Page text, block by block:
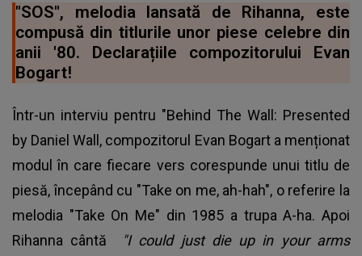
"SOS", melodia lansată de Rihanna, este
compusă din titlurile unor piese celebre din
anii '80. Declarațiile compozitorului Evan
Bogart!
Într-un interviu pentru "Behind The Wall: Presented
by Daniel Wall, compozitorul Evan Bogart a menționat
modul în care fiecare vers corespunde unui titlu de
piesă, începând cu "Take on me, ah-hah", o referire la
melodia "Take On Me" din 1985 a trupa A-ha. Apoi
Rihanna cântă
"I could just die up in your arms